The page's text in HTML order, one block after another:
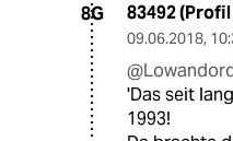
8G 83492
09.06.2018,
'Das seit
1993!